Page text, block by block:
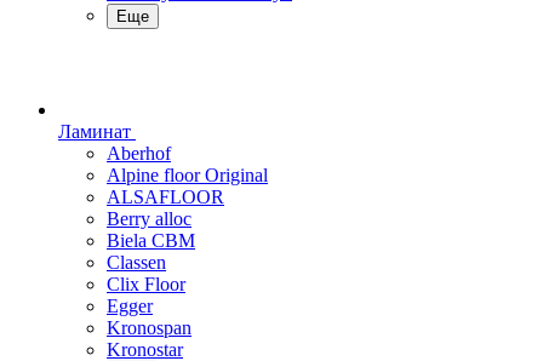
Еще
Ламинат
Aberhof
Alpine floor Original
ALSAFLOOR
Berry alloc
Biela CBM
Classen
Clix Floor
Egger
Kronospan
Kronostar